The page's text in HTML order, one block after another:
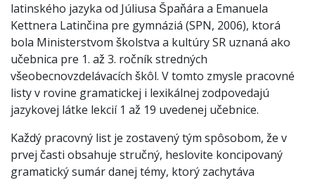
latinského jazyka od Júliusa Špaňára a Emanuela
Kettnera Latinčina pre gymnáziá (SPN, 2006), ktorá
bola Ministerstvom školstva a kultúry SR uznaná ako
učebnica pre 1. až 3. ročník stredných
všeobecnovzdelávacích škôl. V tomto zmysle pracovné
listy v rovine gramatickej i lexikálnej zodpovedajú
jazykovej látke lekcií 1 až 19 uvedenej učebnice.
Každý pracovný list je zostavený tým spôsobom, že v
prvej časti obsahuje stručný, heslovite koncipovaný
gramatický sumár danej témy, ktorý zachytáva